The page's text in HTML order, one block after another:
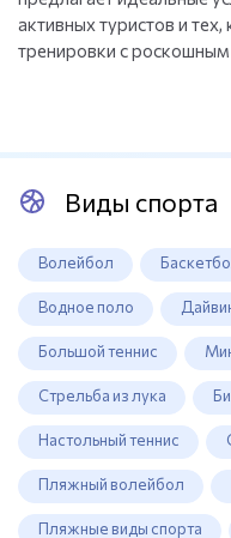
активных туристов и
тренировки с
Виды спорта
Волейбол
Водное поло
Большой теннис
Стрельба из лука
Настольный теннис
Пляжный волейбол
Пляжные виды спорта